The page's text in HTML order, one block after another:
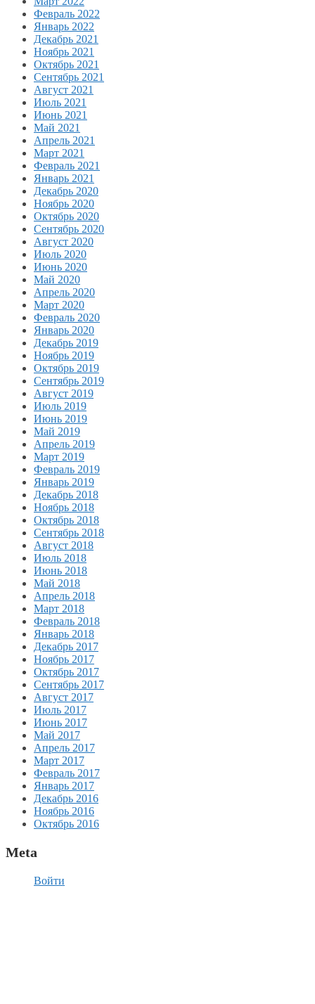
Февраль 2022
Январь 2022
Декабрь 2021
Ноябрь 2021
Октябрь 2021
Сентябрь 2021
Август 2021
Июль 2021
Июнь 2021
Май 2021
Апрель 2021
Март 2021
Февраль 2021
Январь 2021
Декабрь 2020
Ноябрь 2020
Октябрь 2020
Сентябрь 2020
Август 2020
Июль 2020
Июнь 2020
Май 2020
Апрель 2020
Март 2020
Февраль 2020
Январь 2020
Декабрь 2019
Ноябрь 2019
Октябрь 2019
Сентябрь 2019
Август 2019
Июль 2019
Июнь 2019
Май 2019
Апрель 2019
Март 2019
Февраль 2019
Январь 2019
Декабрь 2018
Ноябрь 2018
Октябрь 2018
Сентябрь 2018
Август 2018
Июль 2018
Июнь 2018
Май 2018
Апрель 2018
Март 2018
Февраль 2018
Январь 2018
Декабрь 2017
Ноябрь 2017
Октябрь 2017
Сентябрь 2017
Август 2017
Июль 2017
Июнь 2017
Май 2017
Апрель 2017
Март 2017
Февраль 2017
Январь 2017
Декабрь 2016
Ноябрь 2016
Октябрь 2016
Meta
Войти